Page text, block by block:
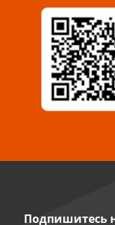
8 922 500 30 39
Сызрань, ул.
8 927 009 54 63
Саратов, ул.
Подпишитесь